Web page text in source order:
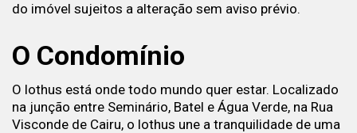
do imóvel sujeitos a alteração sem aviso prévio.
O Condomínio
O lothus está onde todo mundo quer estar. Localizado
na junção entre Seminário, Batel e Água Verde, na Rua
Visconde de Cairu, o lothus une a tranquilidade de uma